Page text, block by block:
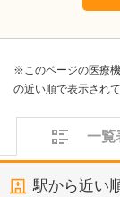
※このページの医療
の近い順で表示され
一覧
駅から近い